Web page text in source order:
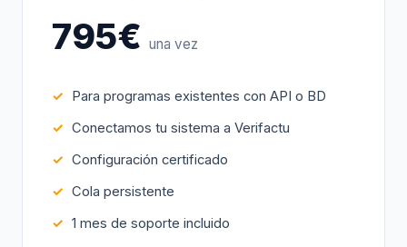
795€ una vez
Para programas existentes con API o BD
Conectamos tu sistema a Verifactu
Configuración certificado
Cola persistente
1 mes de soporte incluido